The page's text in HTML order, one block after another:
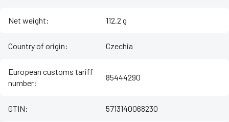
Net weight: 112.2 g
Country of origin: Czechia
European customs tariff
number:
85444290
GTIN: 5713140068230